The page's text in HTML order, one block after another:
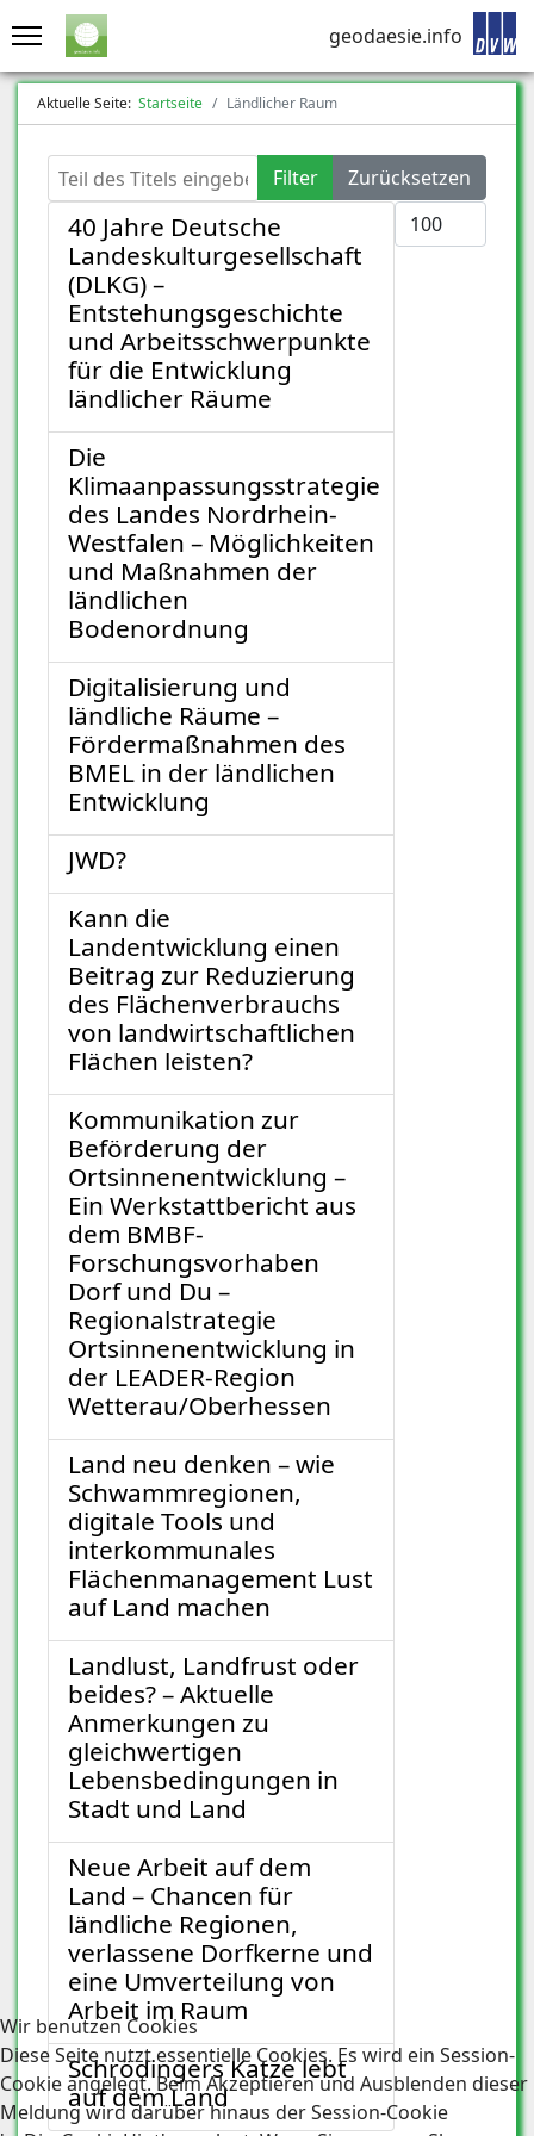
geodaesie.info
Aktuelle Seite: Startseite Ländlicher Raum
Teil des Titels eingeben Filter
Zurücksetzen
Anzeige #
40 Jahre Deutsche
Landeskulturgesellschaft
(DLKG) –
Entstehungsgeschichte
und Arbeitsschwerpunkte
für die Entwicklung
ländlicher Räume
Die
Klimaanpassungsstrategie
des Landes Nordrhein-
Westfalen – Möglichkeiten
und Maßnahmen der
ländlichen
Bodenordnung
Digitalisierung und
ländliche Räume –
Fördermaßnahmen des
BMEL in der ländlichen
Entwicklung
JWD?
Kann die
Landentwicklung einen
Beitrag zur Reduzierung
des Flächenverbrauchs
von landwirtschaftlichen
Flächen leisten?
Kommunikation zur
Beförderung der
Ortsinnenentwicklung –
Ein Werkstattbericht aus
dem BMBF-
Forschungsvorhaben
Dorf und Du –
Regionalstrategie
Ortsinnenentwicklung in
der LEADER-Region
Wetterau/Oberhessen
Land neu denken – wie
Schwammregionen,
digitale Tools und
interkommunales
Flächenmanagement Lust
auf Land machen
Landlust, Landfrust oder
beides? – Aktuelle
Anmerkungen zu
gleichwertigen
Lebensbedingungen in
Stadt und Land
Neue Arbeit auf dem
Land – Chancen für
ländliche Regionen,
verlassene Dorfkerne und
eine Umverteilung von
Arbeit im Raum
Schrödingers Katze lebt
auf dem Land
Wir benutzen Cookies
Diese Seite nutzt essentielle Cookies. Es wird ein Session-
Cookie angelegt. Beim Akzeptieren und Ausblenden dieser
Meldung wird darüber hinaus der Session-Cookie